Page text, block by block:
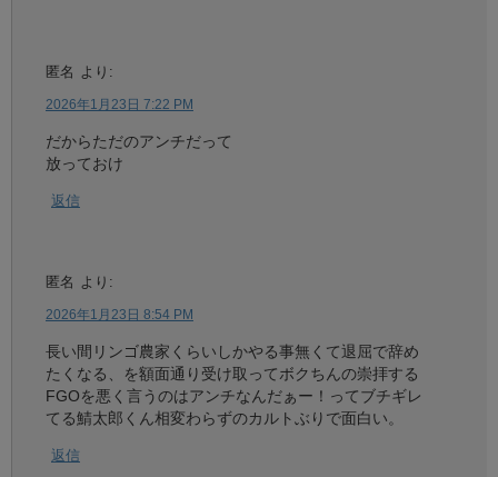
匿名 より:
2026年1月23日 7:22 PM
だからただのアンチだって
放っておけ
返信
匿名 より:
2026年1月23日 8:54 PM
長い間リンゴ農家くらいしかやる事無くて退屈で辞め
たくなる、を額面通り受け取ってボクちんの崇拝する
FGOを悪く言うのはアンチなんだぁー！ってブチギレ
てる鯖太郎くん相変わらずのカルトぶりで面白い。
返信